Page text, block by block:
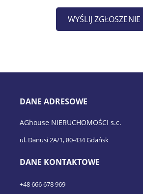
DANE ADRESOWE
AGhouse NIERUCHOMOŚCI s.c.
ul. Danusi 2A/1, 80-434 Gdańsk
DANE KONTAKTOWE
+48 666 678 969